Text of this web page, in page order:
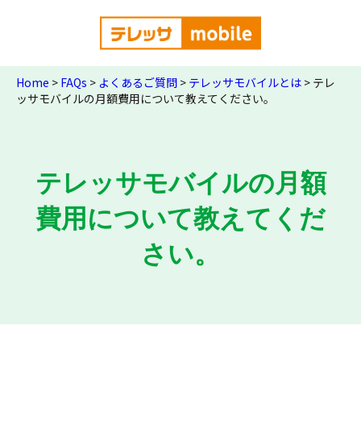
Home > FAQs > よくあるご質問 > テレッサモバイルとは > テレ
ッサモバイルの月額費用について教えてください。
テレッサモバイルの月額
費用について教えてくだ
さい。